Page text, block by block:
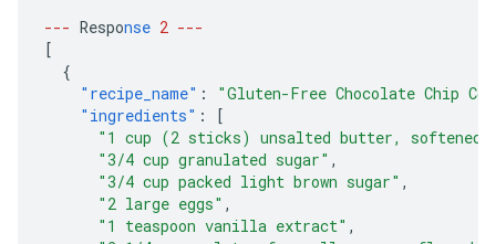
--- Response 2 ---
[
{
"recipe_name" :
"Gluten-Free Chocolate Chip
"ingredients" :
[
"1 cup (2 sticks) unsalted butter, softened"
"3/4 cup granulated sugar" ,
"3/4 cup packed light brown sugar" ,
"2 large eggs" ,
"1 teaspoon vanilla extract" ,